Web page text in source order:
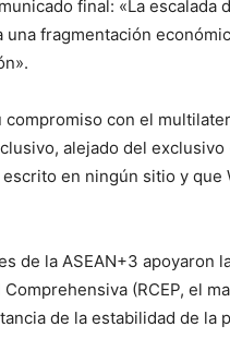
final: «La
una fragmentación
compromiso con el
alejado del
en ningún sitio y
de la ASEAN+3 apoyaron
Comprehensiva (RCEP, el
de la estabilidad de la